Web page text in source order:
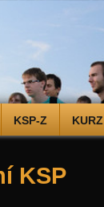
KSP-Z KURZ
KSP